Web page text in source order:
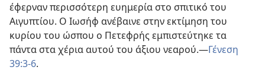
έφερναν περισσότερη ευημερία στο σπιτικό του
Αιγυπτίου. Ο Ιωσήφ ανέβαινε στην εκτίμηση του
κυρίου του ώσπου ο Πετεφρής εμπιστεύτηκε τα
πάντα στα χέρια αυτού του άξιου νεαρού.​—Γένεση
39:3-6.